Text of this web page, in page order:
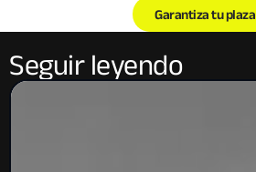
Garantiza tu plaza
Seguir leyendo